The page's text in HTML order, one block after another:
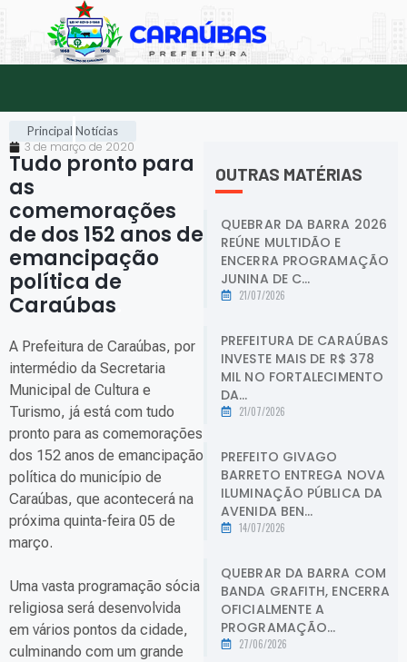
Principal Notícias
3 de março de 2020
Tudo pronto para
as
comemorações
de dos 152 anos de
emancipação
política de
Caraúbas
A Prefeitura de Caraúbas, por
intermédio da Secretaria
Municipal de Cultura e
Turismo, já está com tudo
pronto para as comemorações
dos 152 anos de emancipação
política do município de
Caraúbas, que acontecerá na
próxima quinta-feira 05 de
março.
Uma vasta programação sócia
religiosa será desenvolvida
em vários pontos da cidade,
culminando com um grande
OUTRAS MATÉRIAS
QUEBRAR DA BARRA 2026
REÚNE MULTIDÃO E
ENCERRA PROGRAMAÇÃO
JUNINA DE C...
21/07/2026
PREFEITURA DE CARAÚBAS
INVESTE MAIS DE R$ 378
MIL NO FORTALECIMENTO
DA...
21/07/2026
PREFEITO GIVAGO
BARRETO ENTREGA NOVA
ILUMINAÇÃO PÚBLICA DA
AVENIDA BEN...
14/07/2026
QUEBRAR DA BARRA COM
BANDA GRAFITH, ENCERRA
OFICIALMENTE A
PROGRAMAÇÃO...
27/06/2026